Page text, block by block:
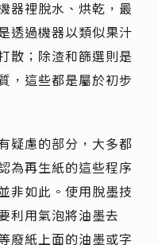
器裡脫水、烘乾，最
透過機器以類似果汁
散；除渣和篩選則是
，這些都是屬於初步
疑慮的部分，大多都
為再生紙的這些程序
非如此。使用脫墨技
利用氣泡將油墨去
廢紙上面的油墨或字